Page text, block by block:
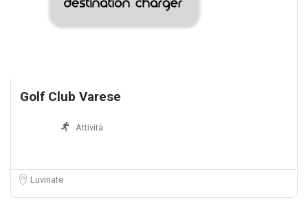
Golf Club Varese
Attività
Luvinate